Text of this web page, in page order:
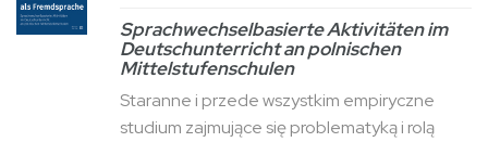
Sprachwechselbasierte Aktivitäten im
Deutschunterricht an polnischen
Mittelstufenschulen
Staranne i przede wszystkim empiryczne
studium zajmujące się problematyką i rolą